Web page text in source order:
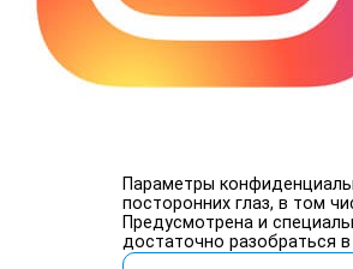
Параметры
посторонних глаз, в том
Предусмотрена и
достаточно разобраться